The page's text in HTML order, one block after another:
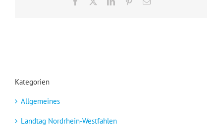
Kategorien
Allgemeines
Landtag Nordrhein-Westfahlen